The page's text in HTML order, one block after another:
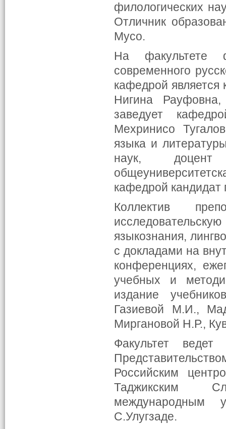
филологических
Отличник
Мусо.
На факультете
современного
кафедрой является
Нигина
заведует
Мехринисо
языка и
наук, доцент
кафедрой кандидат
Коллектив
языкознания,
с докладами на
конференциях,
учебных и
издание
Газиевой М.И.,
Миргановой Н.Р.,
Факультет
Российским
Таджикским
международным
С.Улугзаде.